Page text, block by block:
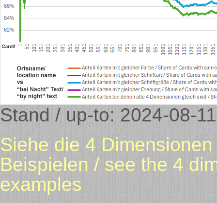
Stand / up-to: 2024-08-
Siehe die 4
Beispielen / see the 4
examples